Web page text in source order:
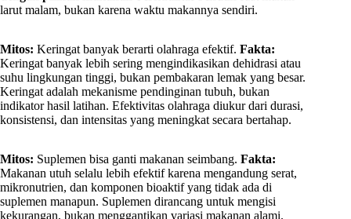
larut malam, bukan karena waktu makannya sendiri.
Mitos: Keringat banyak berarti olahraga efektif. Fakta:
Keringat banyak lebih sering mengindikasikan dehidrasi atau
suhu lingkungan tinggi, bukan pembakaran lemak yang besar.
Keringat adalah mekanisme pendinginan tubuh, bukan
indikator hasil latihan. Efektivitas olahraga diukur dari durasi,
konsistensi, dan intensitas yang meningkat secara bertahap.
Mitos: Suplemen bisa ganti makanan seimbang. Fakta:
Makanan utuh selalu lebih efektif karena mengandung serat,
mikronutrien, dan komponen bioaktif yang tidak ada di
suplemen manapun. Suplemen dirancang untuk mengisi
kekurangan, bukan menggantikan variasi makanan alami.